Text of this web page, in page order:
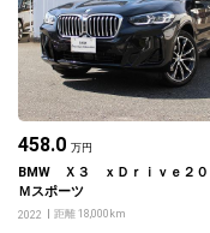
458.0 万円
BMW Ｘ３ ｘＤｒｉｖｅ２
Ｍスポーツ
2022 距離 18,000km